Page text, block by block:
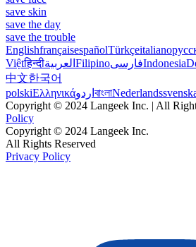
save skin
save the day
save the trouble
EnglishfrançaisespañolTürkçeitaliano
Việtहिन्दीالعربية FilipinoفارسیIndonesia
中文한국어
polskiΕλληνικάاردو বাংলাNederlands
Copyright © 2024 Langeek Inc. | All
Policy
Copyright © 2024 Langeek Inc.
All Rights Reserved
Privacy Policy